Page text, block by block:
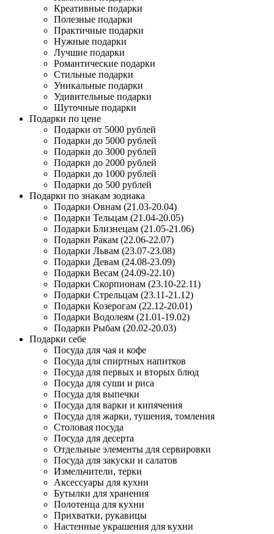
Креативные подарки
Полезные подарки
Практичные подарки
Нужные подарки
Лучшие подарки
Романтические подарки
Стильные подарки
Уникальные подарки
Удивительные подарки
Шуточные подарки
Подарки по цене
Подарки от 5000 рублей
Подарки до 5000 рублей
Подарки до 3000 рублей
Подарки до 2000 рублей
Подарки до 1000 рублей
Подарки до 500 рублей
Подарки по знакам зодиака
Подарки Овнам (21.03-20.04)
Подарки Тельцам (21.04-20.05)
Подарки Близнецам (21.05-21.06)
Подарки Ракам (22.06-22.07)
Подарки Львам (23.07-23.08)
Подарки Девам (24.08-23.09)
Подарки Весам (24.09-22.10)
Подарки Скорпионам (23.10-22.11)
Подарки Стрельцам (23.11-21.12)
Подарки Козерогам (22.12-20.01)
Подарки Водолеям (21.01-19.02)
Подарки Рыбам (20.02-20.03)
Подарки себе
Посуда для чая и кофе
Посуда для спиртных напитков
Посуда для первых и вторых блюд
Посуда для суши и риса
Посуда для выпечки
Посуда для варки и кипячения
Посуда для жарки, тушения, томления
Столовая посуда
Посуда для десерта
Отдельные элементы для сервировки
Посуда для закуски и салатов
Измельчители, терки
Аксессуары для кухни
Бутылки для хранения
Полотенца для кухни
Прихватки, рукавицы
Настенные украшения для кухни